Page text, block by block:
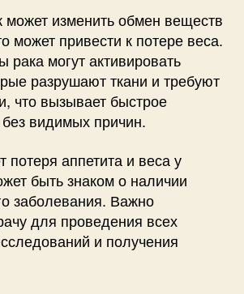
может изменить обмен веществ
может привести к потере веса.
рака могут активировать
разрушают ткани и требуют
что вызывает быстрое
видимых причин.
потеря аппетита и веса у
быть знаком о наличии
заболевания. Важно
для проведения всех
и получения